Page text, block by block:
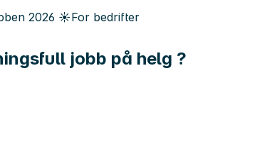
2026 ☀️For bedrifter
jobb på helg ?